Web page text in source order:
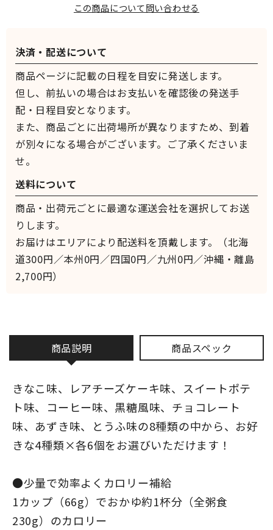
この商品について問い合わせる
商品説明 商品スペック
きなこ味、レアチーズケーキ味、スイートポテ
ト味、コーヒー味、黒糖風味、チョコレート
味、あずき味、とうふ味の8種類の中から、お好
きな4種類×各6個をお選びいただけます！
●少量で効率よくカロリー補給
1カップ（66g）でおかゆ約1杯分（全粥食
230g）のカロリー
決済・配送について
商品ページに記載の日程を目安に発送します。
但し、前払いの場合はお支払いを確認後の発送手
配・日程目安となります。
また、商品ごとに出荷場所が異なりますため、到着
が別々になる場合がございます。ご了承くださいま
せ。
送料について
商品・出荷元ごとに最適な運送会社を選択してお送
りします。
お届けはエリアにより配送料を頂戴します。（北海
道300円／本州0円／四国0円／九州0円／沖縄・離島
2,700円）